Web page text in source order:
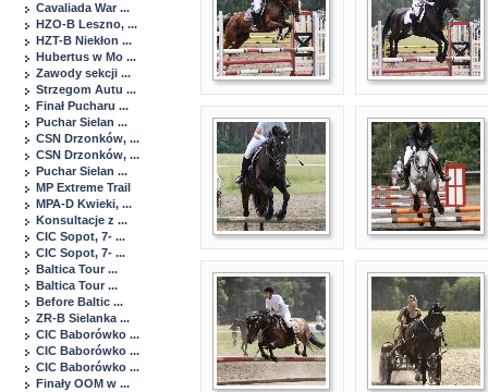
Cavaliada War ...
HZO-B Leszno, ...
HZT-B Niekłon ...
Hubertus w Mo ...
Zawody sekcji ...
Strzegom Autu ...
Finał Pucharu ...
Puchar Sielan ...
CSN Drzonków, ...
CSN Drzonków, ...
Puchar Sielan ...
MP Extreme Trail
MPA-D Kwieki, ...
Konsultacje z ...
CIC Sopot, 7- ...
CIC Sopot, 7- ...
Baltica Tour ...
Baltica Tour ...
Before Baltic ...
ZR-B Sielanka ...
CIC Baborówko ...
CIC Baborówko ...
CIC Baborówko ...
Finały OOM w ...